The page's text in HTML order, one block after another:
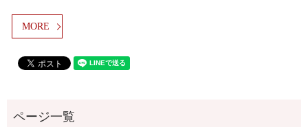
MORE